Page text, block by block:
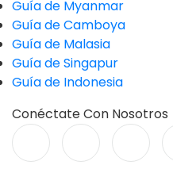
Guía de Myanmar
Guía de Camboya
Guía de Malasia
Guía de Singapur
Guía de Indonesia
Conéctate Con Nosotros